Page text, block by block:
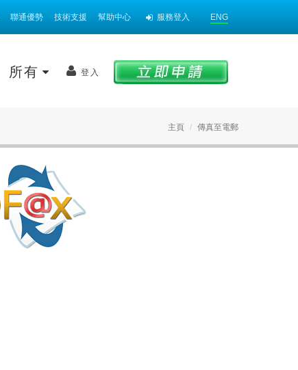
聯通優勢 技術支援 幫助中心 服務登入 ENG
所有 登入
主頁 傳真至電郵